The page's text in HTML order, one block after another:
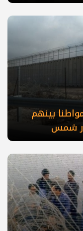
الأسير: الاحتلال اعتقل 50 مواطنا بينهم
شمس